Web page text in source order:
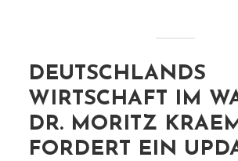
DEUTSCHLANDS
WIRTSCHAFT IM
DR. MORITZ
FORDERT EIN